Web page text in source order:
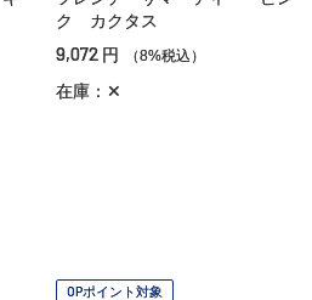
ク カクタス
9,072 円 （8%税込）
在庫：✕
OPポイント対象